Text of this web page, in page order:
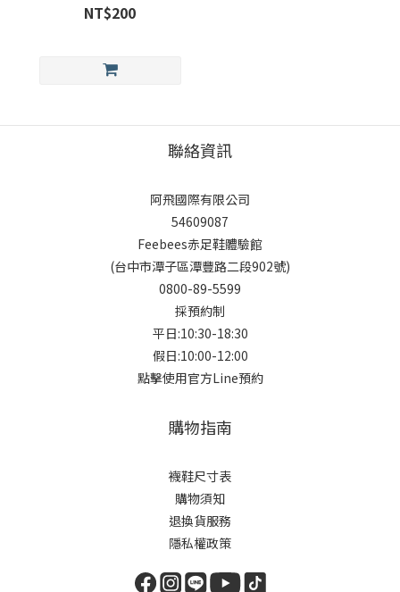
NT$200
聯絡資訊
阿飛國際有限公司
54609087
Feebees赤足鞋體驗館
(台中市潭子區潭豐路二段902號)
0800-89-5599
採預約制
平日:10:30-18:30
假日:10:00-12:00
點擊使用官方Line預約
購物指南
襪鞋尺寸表
購物須知
退換貨服務
隱私權政策